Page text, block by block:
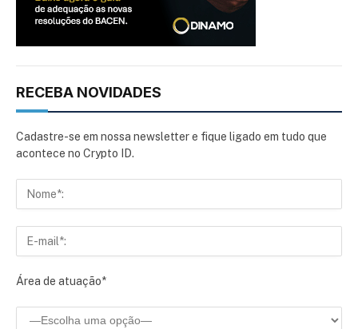
RECEBA NOVIDADES
Cadastre-se em nossa newsletter e fique ligado em tudo que
acontece no Crypto ID.
Área de atuação*